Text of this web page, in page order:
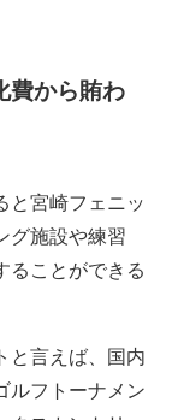
費から賄わ
と宮崎フェニッ
グ施設や練習
ることができる
と言えば、国内
ルフトーナメン